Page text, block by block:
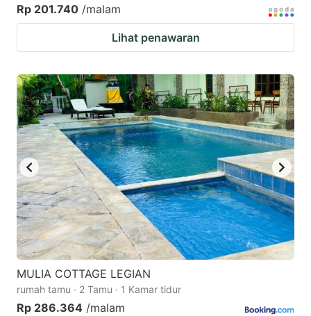
Rp 201.740 /malam
Lihat penawaran
MULIA COTTAGE LEGIAN
rumah tamu · 2 Tamu · 1 Kamar tidur
Rp 286.364 /malam